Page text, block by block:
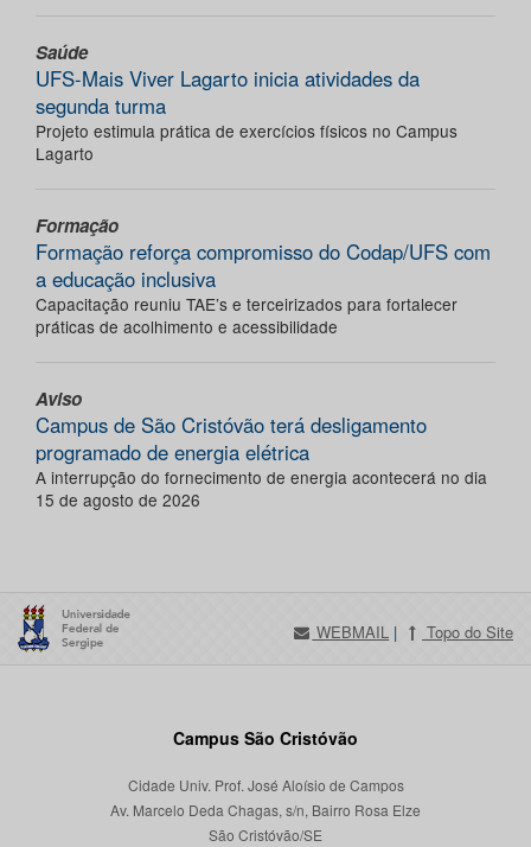
Saúde
UFS-Mais Viver Lagarto inicia atividades da
segunda turma
Projeto estimula prática de exercícios físicos no Campus
Lagarto
Formação
Formação reforça compromisso do Codap/UFS com
a educação inclusiva
Capacitação reuniu TAE’s e terceirizados para fortalecer
práticas de acolhimento e acessibilidade
Aviso
Campus de São Cristóvão terá desligamento
programado de energia elétrica
A interrupção do fornecimento de energia acontecerá no dia
15 de agosto de 2026
WEBMAIL | Topo do Site
Campus São Cristóvão
Cidade Univ. Prof. José Aloísio de Campos
Av. Marcelo Deda Chagas, s/n, Bairro Rosa Elze
São Cristóvão/SE